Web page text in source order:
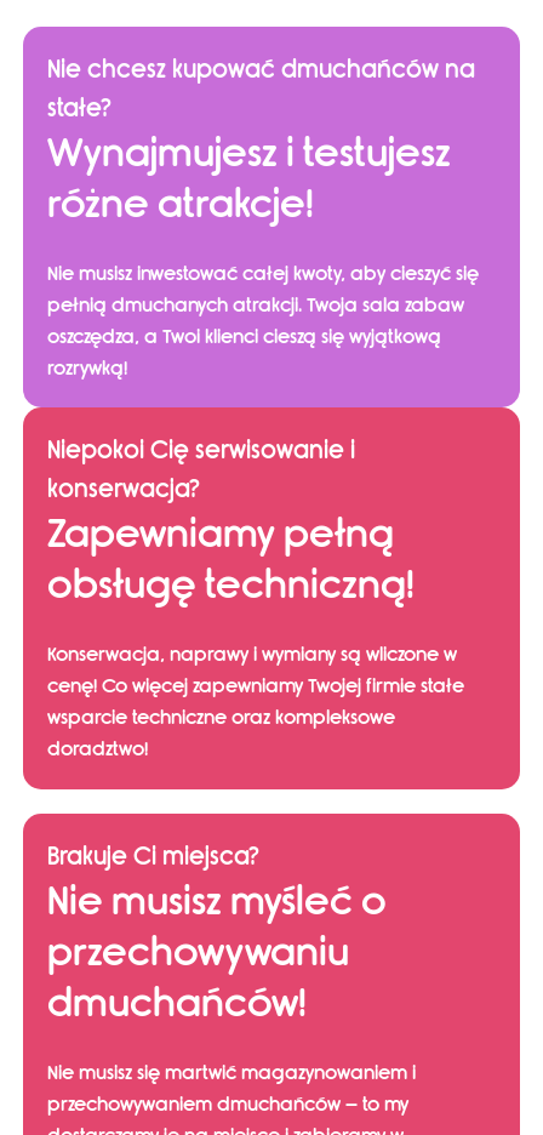
Nie chcesz kupować dmuchańców na
stałe?
Wynajmujesz i testujesz
różne atrakcje!
Nie musisz inwestować całej kwoty, aby cieszyć się
pełnią dmuchanych atrakcji. Twoja sala zabaw
oszczędza, a Twoi klienci cieszą się wyjątkową
rozrywką!
Niepokoi Cię serwisowanie i
konserwacja?
Zapewniamy pełną
obsługę techniczną!
Konserwacja, naprawy i wymiany są wliczone w
cenę! Co więcej zapewniamy Twojej firmie stałe
wsparcie techniczne oraz kompleksowe
doradztwo!
Brakuje Ci miejsca?
Nie musisz myśleć o
przechowywaniu
dmuchańców!
Nie musisz się martwić magazynowaniem i
przechowywaniem dmuchańców – to my